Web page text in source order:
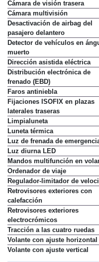
Cámara de visión trasera
Cámara multivisión
Desactivación de airbag del
pasajero delantero
Detector de vehículos en
muerto
Dirección asistida eléctrica
Distribución electrónica de
frenado (EBD)
Faros antiniebla
Fijaciones ISOFIX en plazas
laterales traseras
Limpialuneta
Luneta térmica
Luz de frenada de
Luz diurna LED
Mandos multifunción en
Ordenador de viaje
Regulador-limitador de
Retrovisores exteriores con
calefacción
Retrovisores exteriores
electrocrómicos
Tracción a las cuatro ruedas
Volante con ajuste horizontal
Volante con ajuste vertical